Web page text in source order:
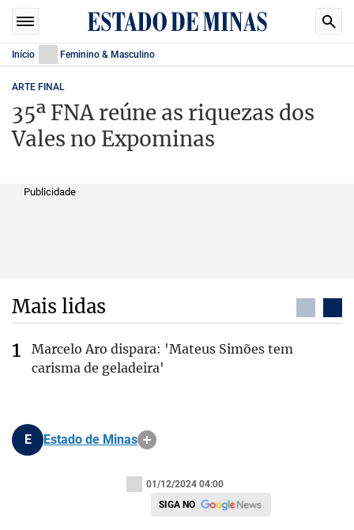
Início Feminino & Masculino
ARTE FINAL
35ª FNA reúne as riquezas dos
Vales no Expominas
Publicidade
Mais lidas
Marcelo Aro dispara: 'Mateus Simões tem
carisma de geladeira'
E Estado de Minas
01/12/2024 04:00
SIGA NO